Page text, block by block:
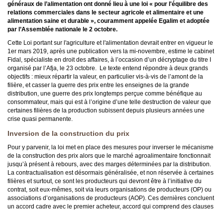
généraux de l’alimentation ont donné lieu à une loi « pour l'équilibre des
relations commerciales dans le secteur agricole et alimentaire et une
alimentation saine et durable », couramment appelée Egalim et adoptée
par l’Assemblée nationale le 2 octobre.
Cette Loi portant sur l'agriculture et l'alimentation devrait entrer en vigueur le
1er mars 2019, après une publication vers la mi-novembre, estime le cabinet
Fidal, spécialiste en droit des affaires, à l’occasion d’un décryptage du titre I
organisé par l’Afja, le 23 octobre. Le texte entend répondre à deux grands
objectifs : mieux répartir la valeur, en particulier vis-à-vis de l’amont de la
filière, et casser la guerre des prix entre les enseignes de la grande
distribution, une guerre des prix longtemps perçue comme bénéfique au
consommateur, mais qui est à l’origine d’une telle destruction de valeur que
certaines filières de la production subissent depuis plusieurs années une
crise quasi permanente.
Inversion de la construction du prix
Pour y parvenir, la loi met en place des mesures pour inverser le mécanisme
de la construction des prix alors que le marché agroalimentaire fonctionnait
jusqu’à présent à rebours, avec des marges déterminées par la distribution.
La contractualisation est désormais généralisée, et non réservée à certaines
filières et surtout, ce sont les producteurs qui devront être à l’initiative du
contrat, soit eux-mêmes, soit via leurs organisations de producteurs (OP) ou
associations d’organisations de producteurs (AOP). Ces dernières concluent
un accord cadre avec le premier acheteur, accord qui comprend des clauses